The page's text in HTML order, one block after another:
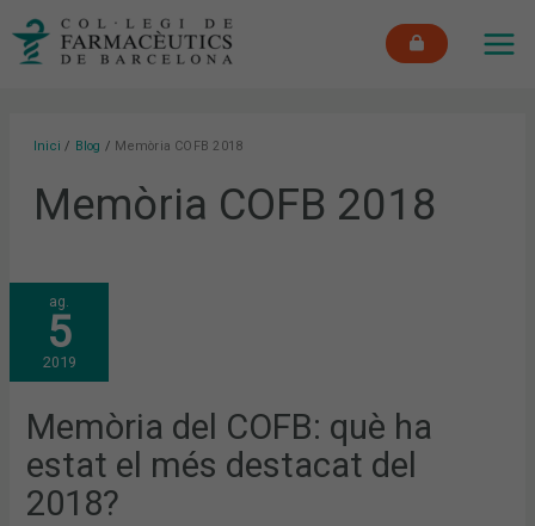
Inici Blog Memòria COFB 2018
Memòria COFB 2018
ag.
5
2019
Memòria del COFB: què ha
estat el més destacat del
2018?
MEMÒRIA
DEL
COFB:
QUÈ
HA
ESTAT
EL
DESTACAT
DEL
2018?